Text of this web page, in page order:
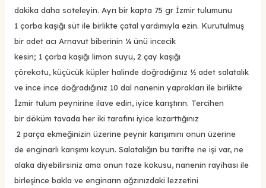
dakika daha soteleyin. Ayrı bir kapta 75 gr İzmir tulumunu
1 çorba kaşığı süt ile birlikte çatal yardımıyla ezin. Kurutulmuş
bir adet acı Arnavut biberinin ¼ ünü incecik
kesin; 1 çorba kaşığı limon suyu, 2 çay kaşığı
çörekotu, küçücük küpler halinde doğradığınız ½ adet salatalık
ve ince ince doğradığınız 10 dal nanenin yaprakları ile birlikte
İzmir tulum peynirine ilave edin, iyice karıştırın. Tercihen
bir döküm tavada her iki tarafını iyice kızarttığınız
2 parça ekmeğinizin üzerine peynir karışımını onun üzerine
de enginarlı karışımı koyun. Salatalığın bu tarifte ne işi var, ne
alaka diyebilirsiniz ama onun taze kokusu, nanenin rayihası ile
birleşince bakla ve enginarın ağzınızdaki lezzetini